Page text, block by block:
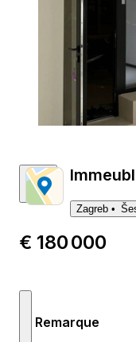
Zagreb
€ 180 000
Remarque